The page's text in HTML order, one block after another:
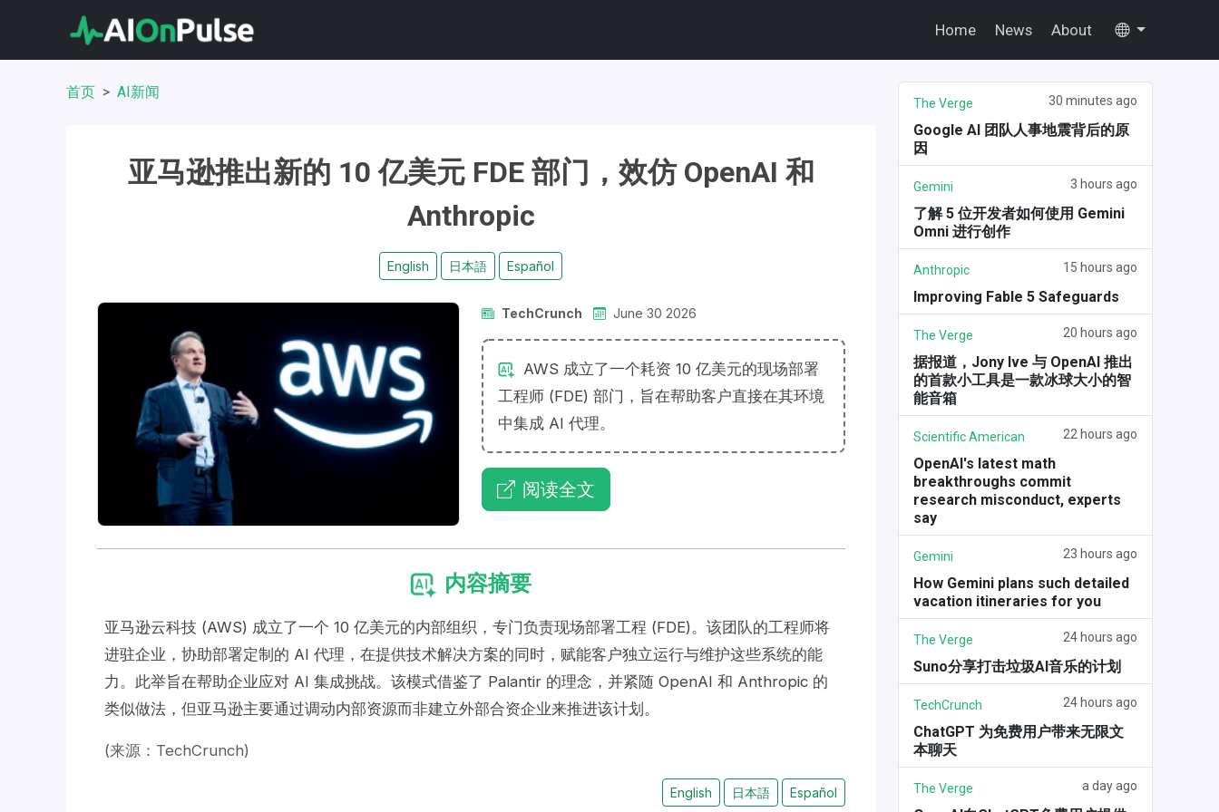
Home News About
首页 AI新闻
亚马逊推出新的 10 亿美元 FDE 部门，效仿 OpenAI 和
Anthropic
English 日本語 Español
TechCrunch June 30 2026
AWS 成立了一个耗资 10 亿美元的现场部署
工程师 (FDE) 部门，旨在帮助客户直接在其环境
中集成 AI 代理。
阅读全文
内容摘要
亚马逊云科技 (AWS) 成立了一个 10 亿美元的内部组织，专门负责现场部署工程 (FDE)。该团队的工程师将
进驻企业，协助部署定制的 AI 代理，在提供技术解决方案的同时，赋能客户独立运行与维护这些系统的能
力。此举旨在帮助企业应对 AI 集成挑战。该模式借鉴了 Palantir 的理念，并紧随 OpenAI 和 Anthropic 的
类似做法，但亚马逊主要通过调动内部资源而非建立外部合资企业来推进该计划。
(来源：TechCrunch)
English 日本語 Español
The Verge 30 minutes ago
Google AI 团队人事地震背后的原
因
Gemini 3 hours ago
了解 5 位开发者如何使用 Gemini
Omni 进行创作
Anthropic 15 hours ago
Improving Fable 5 Safeguards
The Verge 20 hours ago
据报道，Jony Ive 与 OpenAI 推出
的首款小工具是一款冰球大小的智
能音箱
Scientific American 22 hours ago
OpenAI's latest math
breakthroughs commit
research misconduct, experts
say
Gemini 23 hours ago
How Gemini plans such detailed
vacation itineraries for you
The Verge 24 hours ago
Suno分享打击垃圾AI音乐的计划
TechCrunch 24 hours ago
ChatGPT 为免费用户带来无限文
本聊天
The Verge a day ago